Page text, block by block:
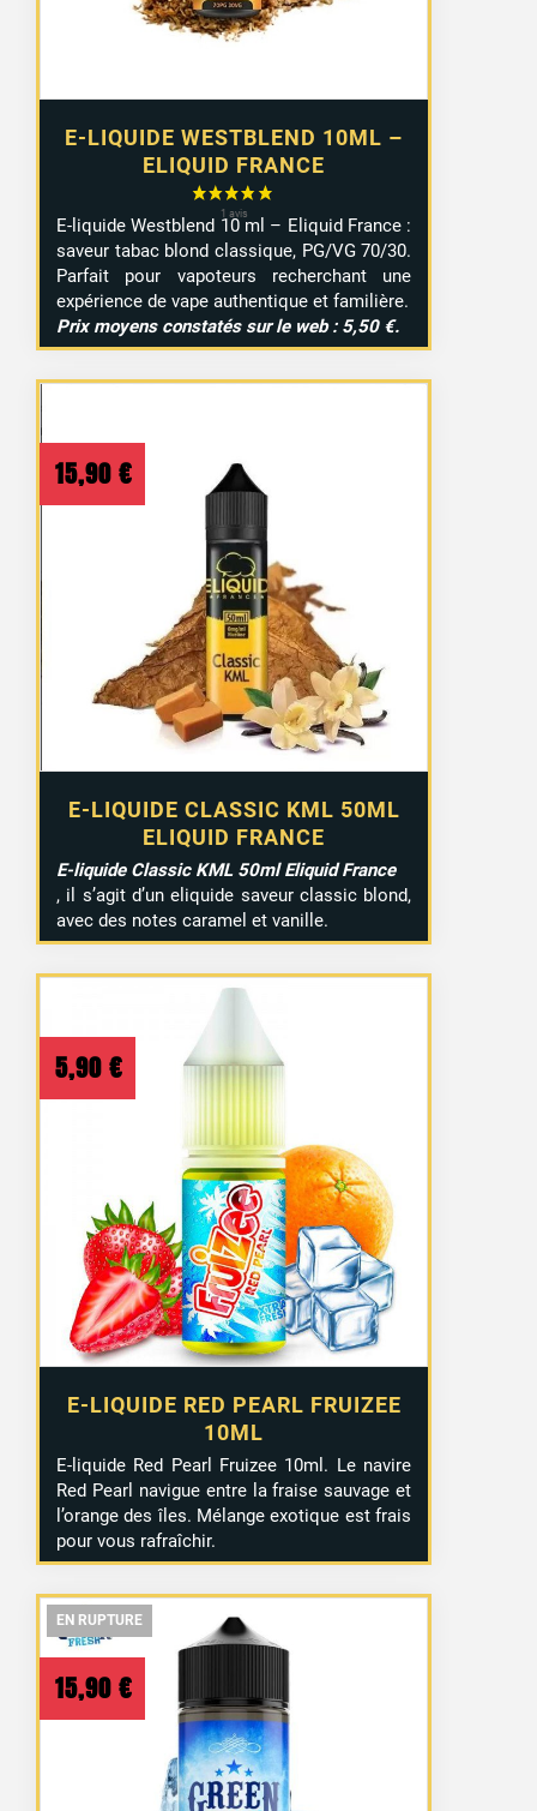
E-LIQUIDE WESTBLEND 10ML –
ELIQUID FRANCE
E-liquide Westblend 10 ml – Eliquid France :
saveur tabac blond classique, PG/VG 70/30.
Parfait pour vapoteurs recherchant une
expérience de vape authentique et familière.
Prix moyens constatés sur le web : 5,50 €.
E-LIQUIDE CLASSIC KML 50ML
ELIQUID FRANCE
15,90 €
E-liquide Classic KML 50ml Eliquid France
, il s’agit d’un eliquide saveur classic blond,
avec des notes caramel et vanille.
E-LIQUIDE RED PEARL FRUIZEE
10ML
5,90 €
E-liquide Red Pearl Fruizee 10ml. Le navire
Red Pearl navigue entre la fraise sauvage et
l’orange des îles. Mélange exotique est frais
pour vous rafraîchir.
EN RUPTURE
EN RUPTURE
15,90 €
EN RUPTURE